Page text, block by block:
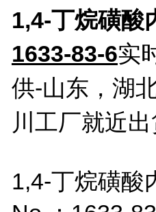
1,4-丁烷磺酸
1633-83-6实
供-山东，湖
川工厂就近出
1,4-丁烷磺酸